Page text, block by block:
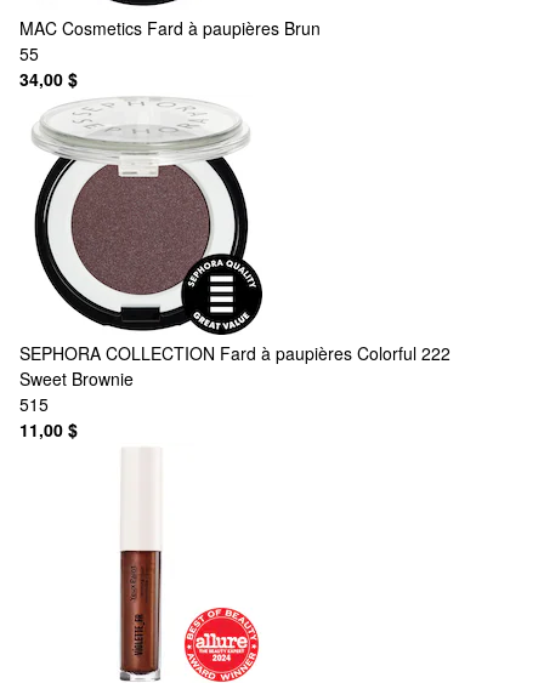
MAC Cosmetics Fard à paupières Brun
55
34,00 $
SEPHORA COLLECTION Fard à paupières Colorful 222
Sweet Brownie
515
11,00 $